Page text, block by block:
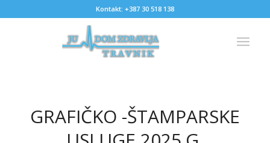
Kontakt: +387 30 518 138
GRAFIČKO -ŠTAMPARSKE